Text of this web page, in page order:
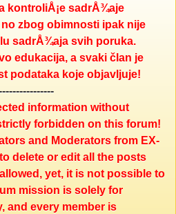
kontroliÅ¡e sadrÅ¾aje
zbog obimnosti ipak nije
sadrÅ¾aja svih poruka.
edukacija, a svaki član je
podataka koje objavljuje!
information without
forbidden on this forum!
and Moderators from EX-
delete or edit all the posts
yet, it is not possible to
mission is solely for
and every member is